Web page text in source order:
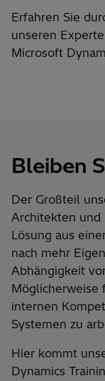
Erfahren Sie
unseren
Microsoft
Bleiben
Der Großteil
Architekten und
Lösung aus
nach mehr
Abhängigkeit
Möglicherweise
internen
Systemen zu
Hier kommt
Dynamics